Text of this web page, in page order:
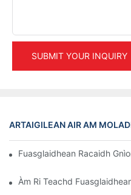
SUBMIT YOUR INQUIRY
ARTAIGILEAN AIR AM
Fuasglaidhean Racaidh
Àm Ri Teachd